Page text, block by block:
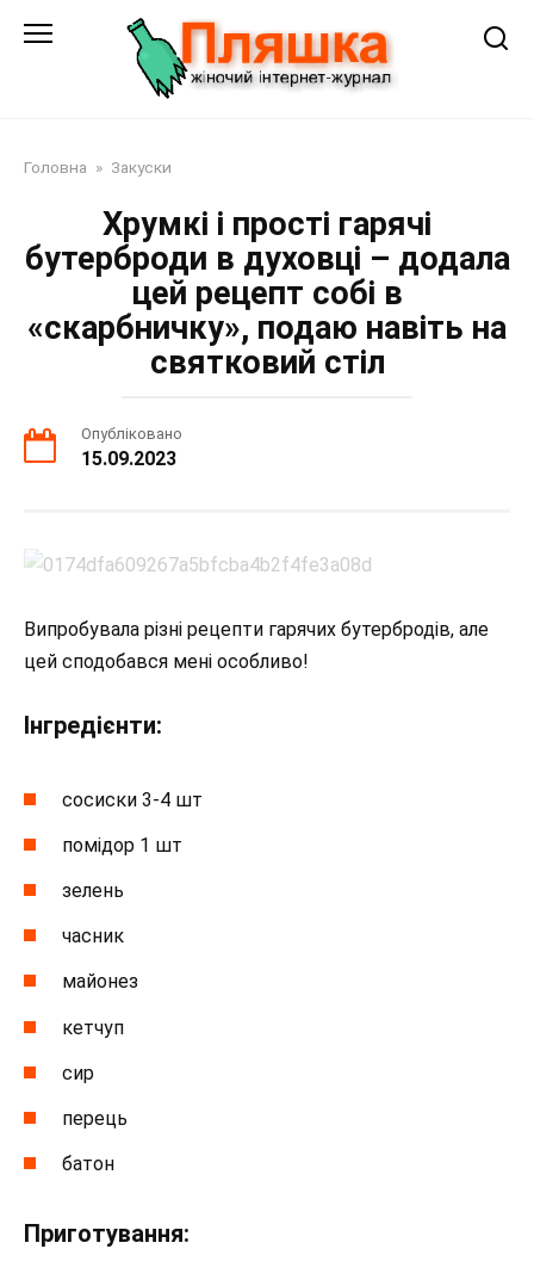
Головна » Закуски
Хрумкі і прості гарячі
бутерброди в духовці – додала
цей рецепт собі в
«скарбничку», подаю навіть на
святковий стіл
Опубліковано
15.09.2023
Випробувала різні рецепти гарячих бутербродів, але
цей сподобався мені особливо!
Інгредієнти:
сосиски 3-4 шт
помідор 1 шт
зелень
часник
майонез
кетчуп
сир
перець
батон
Приготування: